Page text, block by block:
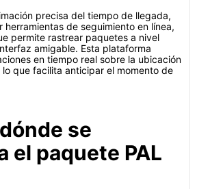
precisa del tiempo de llegada,
herramientas de seguimiento en línea,
permite rastrear paquetes a nivel
amigable. Esta plataforma
en tiempo real sobre la ubicación
que facilita anticipar el momento de
se
el paquete PAL